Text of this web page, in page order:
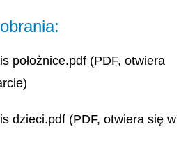
położnice.pdf (PDF, otwiera
dzieci.pdf (PDF, otwiera się w